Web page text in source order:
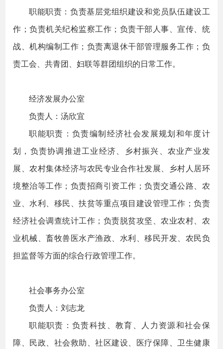
职能职责：负责基层党组织建设和党员队伍建设工
作；负责机关纪检监察工作；负责干部人事、宣传、统
战、机构编制工作；负责离退休干部管理服务工作；负
责工会、共青团、妇联等群团组织的日常工作。
经济发展办公室
负责人：汤欣宜
职能职责：负责编制经济社会发展规划和年度计
划，负责协调推进工业经济、乡村振兴、农业产业发
展、农村集体经济与农民专业合作社发展、乡村人居环
境整治等工作；负责招商引资工作；负责交通公路、农
业、水利、移民、扶贫等重点项目建设管理工作；负责
经济社会调查统计工作；负责脱贫攻坚、农业农村、农
业机械、畜牧兽医水产渔政、水利、移民开发、农民负
担监督等方面的综合行政管理工作。
社会事务办公室
负责人：刘志龙
职能职责：负责科技、教育、人力资源和社会保
障、民政、社会救助、社区建设、医疗保障、卫生健康